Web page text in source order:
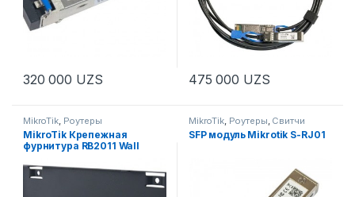
320 000 UZS 475 000 UZS
MikroTik, Роутеры
MikroTik Крепежная
фурнитура RB2011 Wall
MikroTik, Роутеры Свитчи
SFP модуль Mikrotik S-RJ01